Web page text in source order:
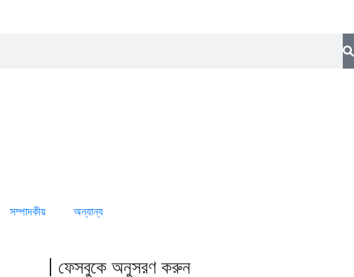
সম্পাদকীয় অন্যান্য
ফেসবুকে অনুসরণ করুন